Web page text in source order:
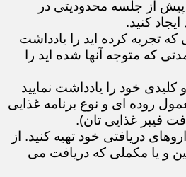
پیش از جلسه محدودیتی در
کنید.
که تجربه کرده اید را یادداشت
که متوجه آنها شده اید را
خود را یادداشت نمایید
روده ای و نوع برنامه غذایی
فیبر غذایی تان).
دریافتی خود تهیه کنید. از
و یا مکملی که دریافت می